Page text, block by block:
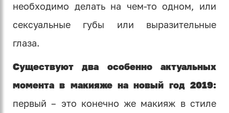
необходимо делать на чем-то одном, или
сексуальные губы или выразительные
глаза.
Существуют два особенно актуальных
момента в макияже на новый год 2019:
первый – это конечно же макияж в стиле